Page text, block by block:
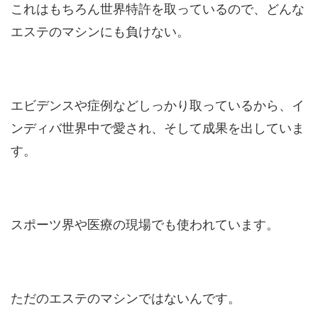
これはもちろん世界特許を取っているので、どんな
エステのマシンにも負けない。
エビデンスや症例などしっかり取っているから、イ
ンディバ世界中で愛され、そして成果を出していま
す。
スポーツ界や医療の現場でも使われています。
ただのエステのマシンではないんです。